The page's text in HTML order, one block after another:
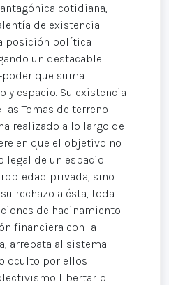
cotidiana,
de existencia
posición política
un destacable
que suma
y espacio. Su existencia
Tomas de terreno
realizado a lo largo de
en que el objetivo no
legal de un espacio
privada, sino
rechazo a ésta, toda
de hacinamiento
financiera con la
arrebata al sistema
oculto por ellos
libertario